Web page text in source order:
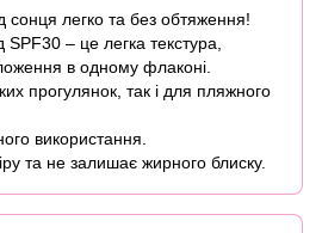
сонця легко та без обтяження!
– це легка текстура,
в одному флаконі.
прогулянок, так і для пляжного
використання.
та не залишає жирного блиску.